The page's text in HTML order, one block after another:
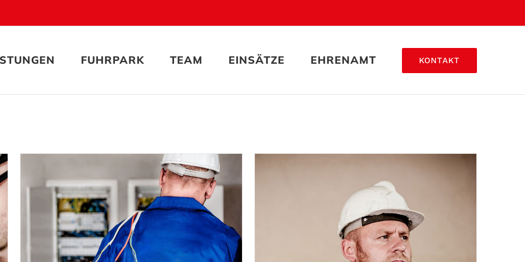
FUHRPARK TEAM EINSÄTZE EHRENAMT KONTAKT
Electrical Security